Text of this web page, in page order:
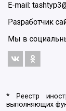
E-mail:
Разработчик
Мы в
* Реестр
выполняющих